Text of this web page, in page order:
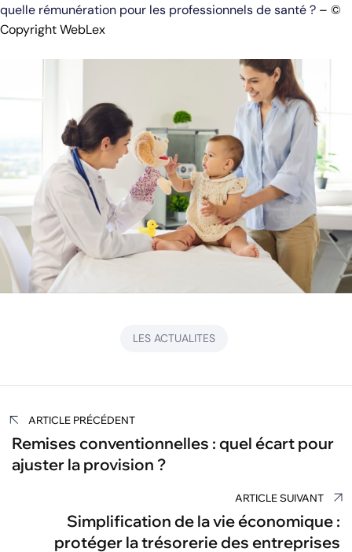
quelle rémunération pour les professionnels de santé ? – ©
Copyright WebLex
LES ACTUALITES
Navigation
de
l’article
ARTICLE PRÉCÉDENT
Remises conventionnelles : quel écart pour
ajuster la provision ?
ARTICLE SUIVANT
Simplification de la vie économique :
protéger la trésorerie des entreprises